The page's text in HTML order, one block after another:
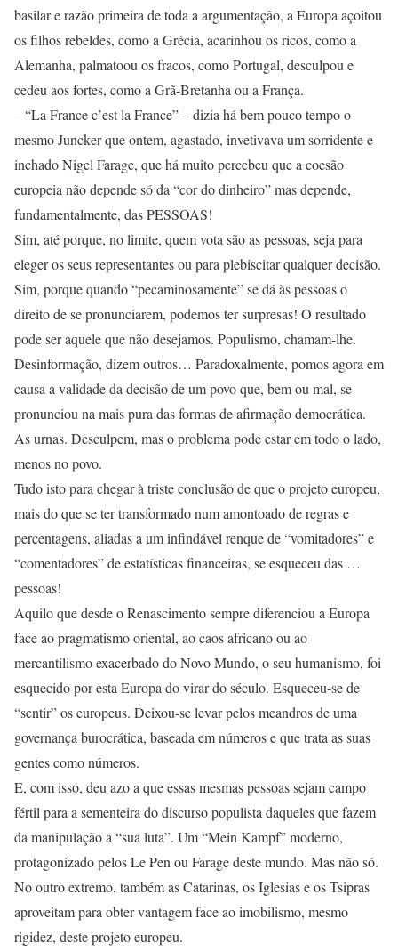
basilar e razão primeira de toda a argumentação, a Europa açoitou
os filhos rebeldes, como a Grécia, acarinhou os ricos, como a
Alemanha, palmatoou os fracos, como Portugal, desculpou e
cedeu aos fortes, como a Grã-Bretanha ou a França.
– “La France c’est la France” – dizia há bem pouco tempo o
mesmo Juncker que ontem, agastado, invetivava um sorridente e
inchado Nigel Farage, que há muito percebeu que a coesão
europeia não depende só da “cor do dinheiro” mas depende,
fundamentalmente, das PESSOAS!
Sim, até porque, no limite, quem vota são as pessoas, seja para
eleger os seus representantes ou para plebiscitar qualquer decisão.
Sim, porque quando “pecaminosamente” se dá às pessoas o
direito de se pronunciarem, podemos ter surpresas! O resultado
pode ser aquele que não desejamos. Populismo, chamam-lhe.
Desinformação, dizem outros… Paradoxalmente, pomos agora em
causa a validade da decisão de um povo que, bem ou mal, se
pronunciou na mais pura das formas de afirmação democrática.
As urnas. Desculpem, mas o problema pode estar em todo o lado,
menos no povo.
Tudo isto para chegar à triste conclusão de que o projeto europeu,
mais do que se ter transformado num amontoado de regras e
percentagens, aliadas a um infindável renque de “vomitadores” e
“comentadores” de estatísticas financeiras, se esqueceu das …
pessoas!
Aquilo que desde o Renascimento sempre diferenciou a Europa
face ao pragmatismo oriental, ao caos africano ou ao
mercantilismo exacerbado do Novo Mundo, o seu humanismo, foi
esquecido por esta Europa do virar do século. Esqueceu-se de
“sentir” os europeus. Deixou-se levar pelos meandros de uma
governança burocrática, baseada em números e que trata as suas
gentes como números.
E, com isso, deu azo a que essas mesmas pessoas sejam campo
fértil para a sementeira do discurso populista daqueles que fazem
da manipulação a “sua luta”. Um “Mein Kampf” moderno,
protagonizado pelos Le Pen ou Farage deste mundo. Mas não só.
No outro extremo, também as Catarinas, os Iglesias e os Tsipras
aproveitam para obter vantagem face ao imobilismo, mesmo
rigidez, deste projeto europeu.